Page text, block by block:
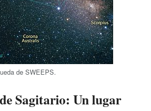
de SWEEPS.
Sagitario: Un lugar